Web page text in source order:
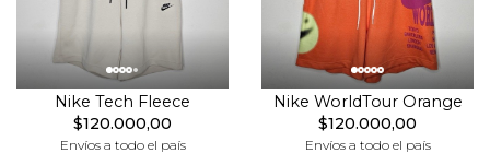
Nike Tech Fleece
$120.000,00
Envíos a todo el país
Nike WorldTour Orange
$120.000,00
Envíos a todo el país